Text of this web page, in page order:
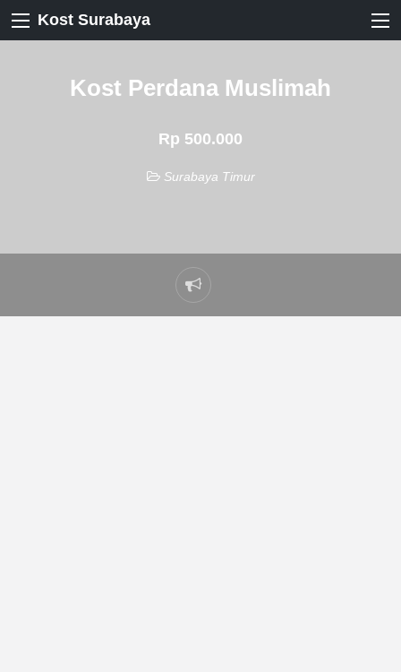
Kost Surabaya
Kost Perdana Muslimah
Rp 500.000
Surabaya Timur
Laporkan
masalah